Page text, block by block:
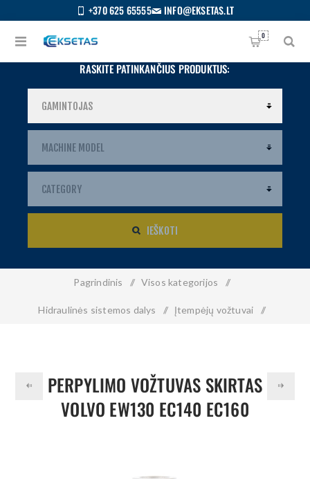
+370 625 65555 INFO@EKSETAS.LT
0
RASKITE PATINKANČIUS PRODUKTUS:
IEŠKOTI
Pagrindinis / Visos kategorijos /
Hidraulinės sistemos dalys / Įtempėjų vožtuvai /
PERPYLIMO VOŽTUVAS SKIRTAS
VOLVO EW130 EC140 EC160